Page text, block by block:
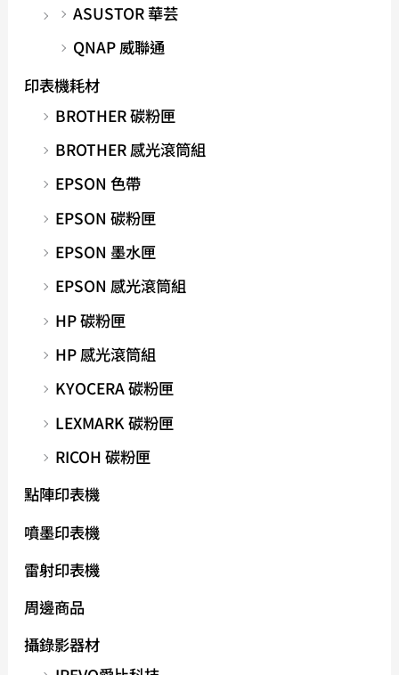
ASUSTOR 華芸
QNAP 威聯通
印表機耗材
BROTHER 碳粉匣
BROTHER 感光滾筒組
EPSON 色帶
EPSON 碳粉匣
EPSON 墨水匣
EPSON 感光滾筒組
HP 碳粉匣
HP 感光滾筒組
KYOCERA 碳粉匣
LEXMARK 碳粉匣
RICOH 碳粉匣
點陣印表機
噴墨印表機
雷射印表機
周邊商品
攝錄影器材